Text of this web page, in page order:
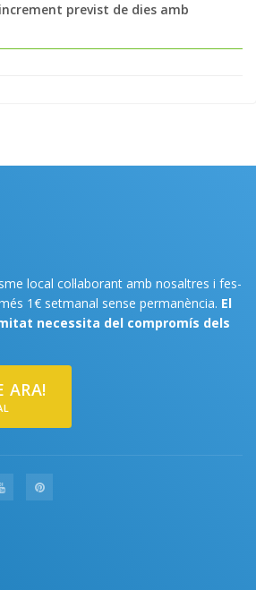
previst de dies amb
local col·laborant amb nosaltres i fes-
1€ setmanal sense permanència. El
necessita del compromís dels
ARA!